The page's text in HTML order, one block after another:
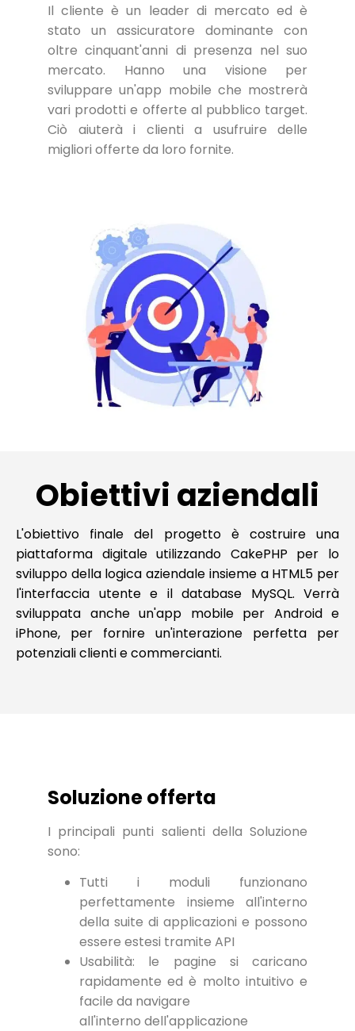
Il cliente è un leader di mercato ed è
stato un assicuratore dominante con
oltre cinquant'anni di presenza nel suo
mercato. Hanno una visione per
sviluppare un'app mobile che mostrerà
vari prodotti e offerte al pubblico target.
Ciò aiuterà i clienti a usufruire delle
migliori offerte da loro fornite.
Obiettivi aziendali
L'obiettivo finale del progetto è costruire una
piattaforma digitale utilizzando CakePHP per lo
sviluppo della logica aziendale insieme a HTML5 per
l'interfaccia utente e il database MySQL. Verrà
sviluppata anche un'app mobile per Android e
iPhone, per fornire un'interazione perfetta per
potenziali clienti e commercianti.
Soluzione offerta
I principali punti salienti della Soluzione
sono:
Tutti i moduli funzionano
perfettamente insieme all'interno
della suite di applicazioni e possono
essere estesi tramite API
Usabilità: le pagine si caricano
rapidamente ed è molto intuitivo e
facile da navigare
all'interno dell'applicazione